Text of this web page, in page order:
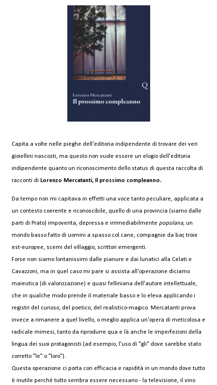
Capita a volte nelle pieghe dell'editoria indipendente di trovare dei veri
gioiellini nascosti, ma questo non vuole essere un elogio dell'editoria
indipendente quanto un riconoscimento dello status di questa raccolta di
racconti di Lorenzo Mercatanti, Il prossimo compleanno.
Da tempo non mi capitava in effetti una voce tanto peculiare, applicata a
un contesto coerente e riconoscibile, quello di una provincia (siamo dalle
parti di Prato) impoverita, depressa e irrimediabilmente popolana, un
mondo basso fatto di uomini a spasso col cane, compagnie da bar, troie
est-europee, scemi del villaggio, scrittori emergenti.
Forse non siamo lontanissimi dalle pianure e dai lunatici alla Celati e
Cavazzoni, ma in quel caso mi pare si assista all'operazione diciamo
maieutica (di valorizzazione) e quasi felliniana dell'autore intellettuale,
che in qualche modo prende il materiale basso e lo eleva applicando i
registri del curioso, del poetico, del realistico-magico. Mercatanti prova
invece a rimanere a quel livello, o meglio applica un'opera di meticolosa e
radicale mimesi, tanto da riprodurre qua e là anche le imperfezioni della
lingua dei suoi protagonisti (ad esempio, l'uso di "gli" dove sarebbe stato
corretto "le" o "loro").
Questa operazione ci porta con efficacia e rapidità in un mondo dove tutto
è inutile perché tutto sembra essere necessario - la televisione, il vino